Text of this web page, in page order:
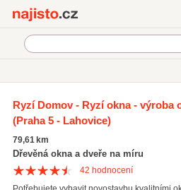
venkovní žaluzie(376)
sítě proti hmyzu
vertikální žaluzie
(478)
Ryzí Domov - Ryzí okna - výroba
(Praha 5 - Lahovice)
79,61 km
Dřevěná okna a dveře na míru
42 hodnocení